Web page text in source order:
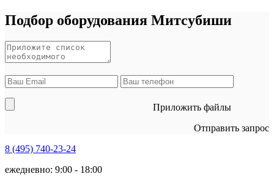
Подбор оборудования Митсубиши
Приложить файлы
Отправить запрос
8 (495) 740-23-24
ежедневно: 9:00 - 18:00